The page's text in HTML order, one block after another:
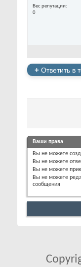
Вес репутации
0
+ Ответить в
Ваши права
Вы не можете
Вы не можете
Вы не можете
Вы не можете
сообщения